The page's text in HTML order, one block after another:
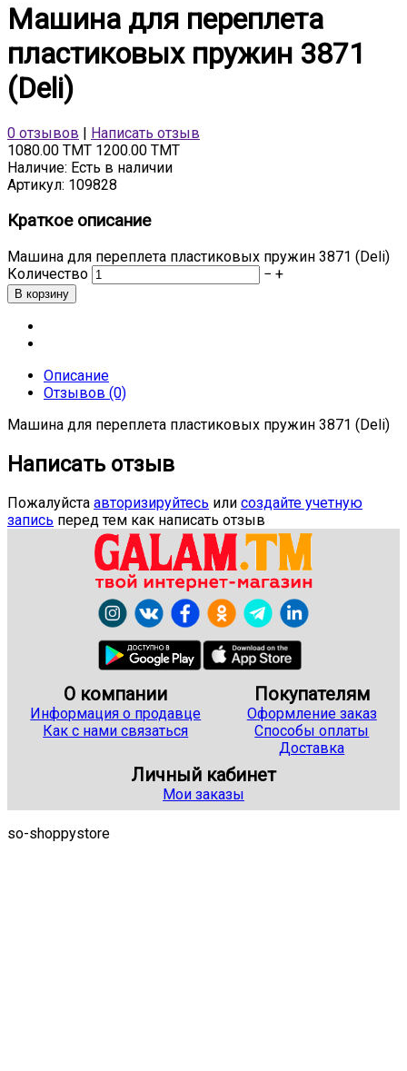
Машина для переплета
пластиковых пружин 3871
(Deli)
0 отзывов
Написать отзыв
1080.00 TMT 1200.00 TMT
Наличие: Есть в наличии
Артикул: 109828
Краткое описание
Машина для переплета пластиковых пружин 3871 (Deli)
Количество
− +
Описание
Отзывов (0)
Машина для переплета пластиковых пружин 3871 (Deli)
Написать отзыв
Пожалуйста авторизируйтесь или создайте учетную
запись перед тем как написать отзыв
О компании
Информация о продавце
Как с нами связаться
Покупателям
Оформление заказ
Способы оплаты
Доставка
Личный кабинет
Мои заказы
so-shoppystore